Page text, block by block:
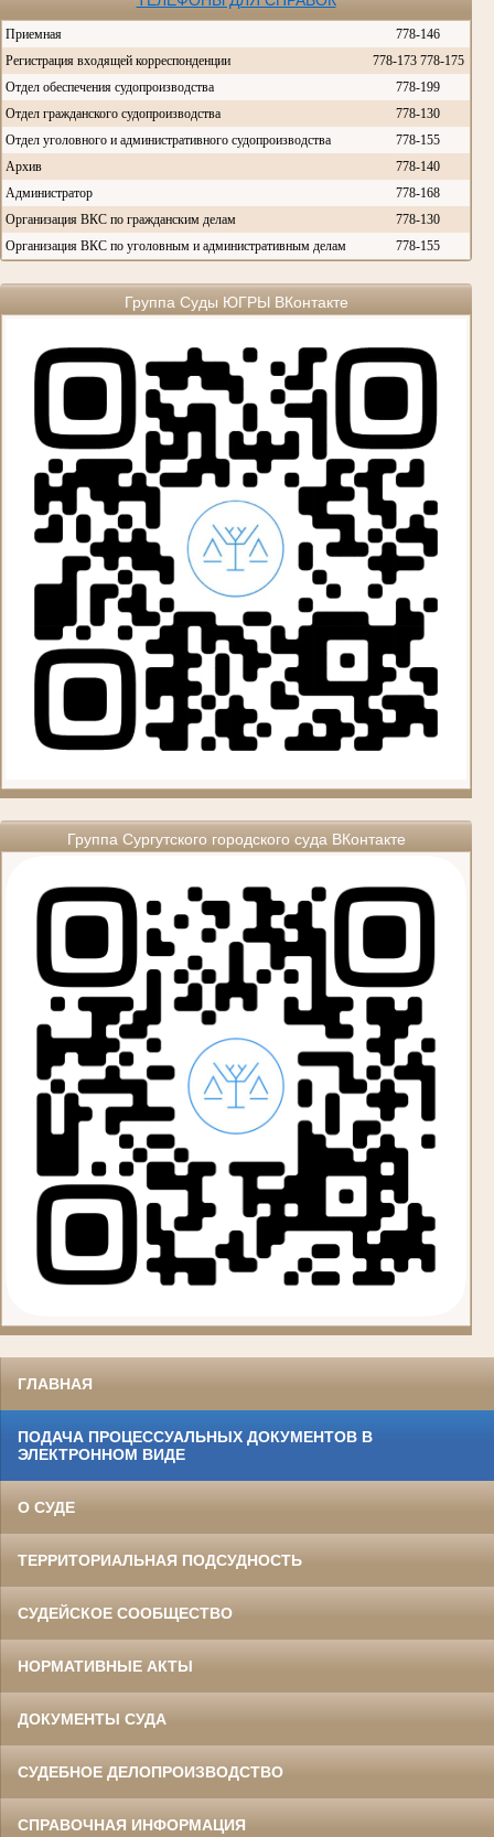
Приемная
778-146
Регистрация входящей корреспонденции
778-173 778-175
Отдел обеспечения судопроизводства
778-199
Отдел гражданского судопроизводства
778-130
Отдел уголовного и административного судопроизводства
778-155
Архив
778-140
Администратор
778-168
Организация ВКС по гражданским делам
778-130
Организация ВКС по уголовным и административным делам
778-155
Группа Суды ЮГРЫ ВКонтакте
Группа Сургутского городского суда ВКонтакте
ГЛАВНАЯ
ПОДАЧА ПРОЦЕССУАЛЬНЫХ ДОКУМЕНТОВ В
ЭЛЕКТРОННОМ ВИДЕ
О СУДЕ
ТЕРРИТОРИАЛЬНАЯ ПОДСУДНОСТЬ
СУДЕЙСКОЕ СООБЩЕСТВО
НОРМАТИВНЫЕ АКТЫ
ДОКУМЕНТЫ СУДА
СУДЕБНОЕ ДЕЛОПРОИЗВОДСТВО
СПРАВОЧНАЯ ИНФОРМАЦИЯ